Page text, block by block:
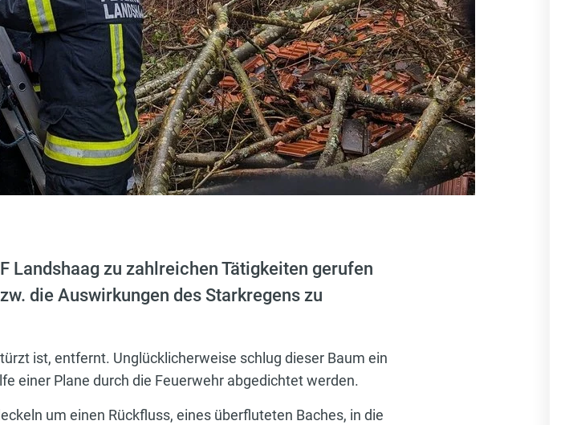
Landshaag zu zahlreichen Tätigkeiten gerufen
die Auswirkungen des Starkregens zu
ist, entfernt. Unglücklicherweise schlug dieser Baum ein
einer Plane durch die Feuerwehr abgedichtet werden.
um einen Rückfluss, eines überfluteten Baches, in die